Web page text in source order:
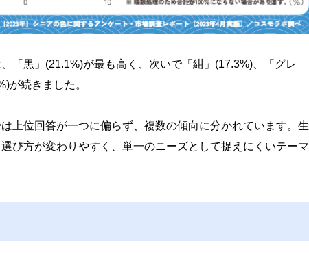
「黒」(21.1%)が最も高く、次いで「紺」(17.3%)、「グレ
が続きました。
上位回答が一つに偏らず、複数の傾向に分かれています。生
び方が変わりやすく、単一のニーズとして捉えにくいテーマ